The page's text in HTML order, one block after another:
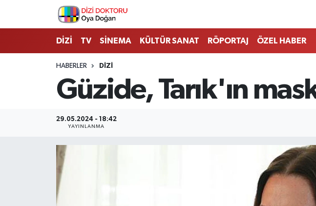
DİZİ TV SİNEMA KÜLTÜR SANAT RÖPORTAJ ÖZEL HABER
HABERLER DİZİ
Güzide, Tarık'ın
29.05.2024 - 18:42
YAYINLANMA
İstanbul Nöbetçi Eczaneler
İstanbul Hava Durumu
İstanbul Namaz Vakitleri
Tüm Manşetler
Son Dakika Haberleri